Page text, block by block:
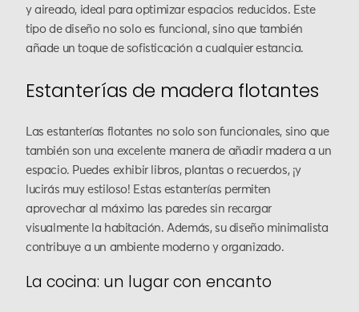
y aireado, ideal para optimizar espacios reducidos. Este
tipo de diseño no solo es funcional, sino que también
añade un toque de sofisticación a cualquier estancia.
Estanterías de madera flotantes
Las estanterías flotantes no solo son funcionales, sino que
también son una excelente manera de añadir madera a un
espacio. Puedes exhibir libros, plantas o recuerdos, ¡y
lucirás muy estiloso! Estas estanterías permiten
aprovechar al máximo las paredes sin recargar
visualmente la habitación. Además, su diseño minimalista
contribuye a un ambiente moderno y organizado.
La cocina: un lugar con encanto